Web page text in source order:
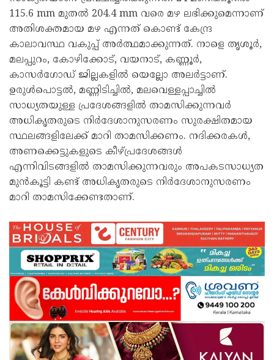
115.6 mm മുതൽ 204.4 mm വരെ മഴ ലഭിക്കുമെന്നാണ്
അതിശക്തമായ മഴ എന്നത് കൊണ്ട് കേന്ദ്ര
കാലാവസ്ഥ വകുപ്പ് അർത്ഥമാക്കുന്നത്. നാളെ തൃശൂർ,
മലപ്പുറം, കോഴിക്കോട്, വയനാട്, കണ്ണൂർ,
കാസർഗോഡ് ജില്ലകളിൽ യെല്ലോ അലർട്ടാണ്.
ഉരുൾപൊട്ടൽ, മണ്ണിടിച്ചിൽ, മലവെള്ളപ്പാച്ചിൽ
സാധ്യതയുള്ള പ്രദേശങ്ങളിൽ താമസിക്കുന്നവർ
അധികൃതരുടെ നിർദേശാനുസരണം സുരക്ഷിതമായ
സ്ഥലങ്ങളിലേക്ക് മാറി താമസിക്കണം. നദിക്കരകൾ,
അണക്കെട്ടുകളുടെ കീഴ്പ്രദേശങ്ങൾ
എന്നിവിടങ്ങളിൽ താമസിക്കുന്നവരും അപകടസാധ്യത
മുൻകൂട്ടി കണ്ട് അധികൃതരുടെ നിർദേശാനുസരണം
മാറി താമസിക്കേണ്ടതാണ്.